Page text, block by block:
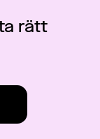
rätt